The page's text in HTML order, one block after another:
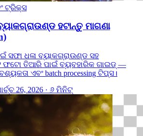
ଟ୍ରିକ୍ସ
ହଟାନ୍ତୁ ମାଗଣା
ସଫା ଧଳା ବ୍ୟାକଗ୍ରାଉଣ୍ଡ ସହ
ଫଟୋ ତିଆରି ପାଇଁ ବ୍ୟବହାରିକ ଗାଇଡ୍ —
ଏବଂ batch processing ଟିପ୍ସ।
26, 2026 · ୬ ମିନିଟ୍